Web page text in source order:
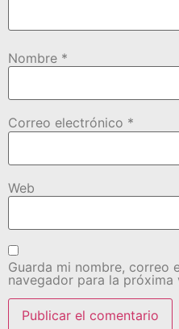
Nombre *
Correo electrónico *
Web
Guarda mi nombre, correo
navegador para la próxima